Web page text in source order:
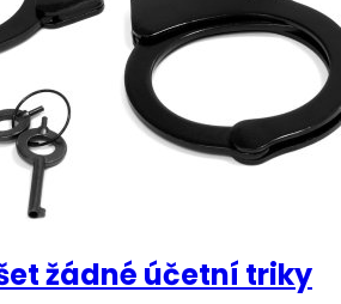
žádné účetní triky